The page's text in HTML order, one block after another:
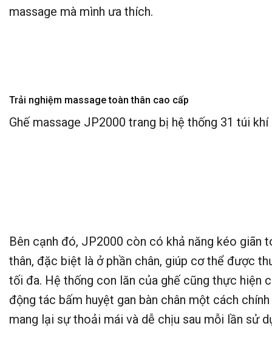
massage mà mình ưa thích.
Trải nghiệm massage toàn thân cao cấp
Ghế massage JP2000 trang bị hệ thống 31 túi
Bên cạnh đó, JP2000 còn có khả năng kéo giãn
thân, đặc biệt là ở phần chân, giúp cơ thể được
tối đa. Hệ thống con lăn của ghế cũng thực hiện
động tác bấm huyệt gan bàn chân một cách
mang lại sự thoải mái và dễ chịu sau mỗi lần sử